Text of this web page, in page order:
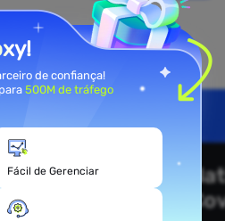
de confiança!
500M de tráfego
Fácil de Gerenciar